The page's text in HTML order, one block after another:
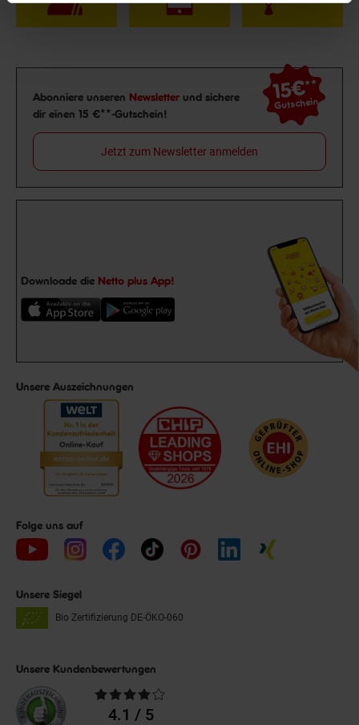
Newsletter Anmeldung
Abonniere unseren Newsletter und sichere
dir einen 15 €**-Gutschein!
15€**
Gutschein
Jetzt zum Newsletter anmelden
Downloade die Netto plus App!
Unsere Auszeichnungen
Folge uns auf
Unsere Siegel
Bio Zertifizierung DE-ÖKO-060
Unsere Kundenbewertungen
Durchschnittliche
Bewertungen4.1 / 5